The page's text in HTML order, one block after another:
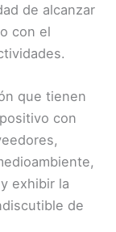
de alcanzar
con el
que tienen
con
exhibir la
de